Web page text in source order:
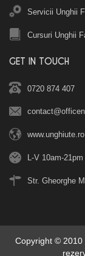
Servicii Unghii
Cursuri Unghii
GET IN TOUCH
0720 874 407
www.unghiute.ro
L-V 10am-
Str. Gheorghe
Copyright © 2010